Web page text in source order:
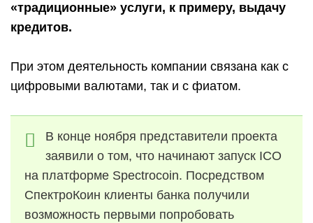
«традиционные» услуги, к примеру, выдачу
кредитов.
При этом деятельность компании связана как с
цифровыми валютами, так и с фиатом.
В конце ноября представители проекта
заявили о том, что начинают запуск ICO
на платформе Spectrocoin. Посредством
СпектроКоин клиенты банка получили
возможность первыми попробовать